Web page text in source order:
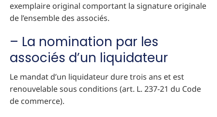
exemplaire original comportant la signature originale
de l’ensemble des associés.
– La nomination par les
associés d’un liquidateur
Le mandat d’un liquidateur dure trois ans et est
renouvelable sous conditions (art. L. 237-21 du Code
de commerce).